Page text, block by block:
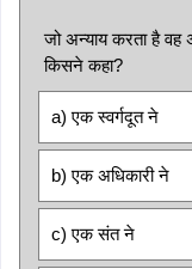
जो अन्याय करता है वह
किसने कहा?
a) एक स्वर्गदूत ने
b) एक अधिकारी ने
c) एक संत ने